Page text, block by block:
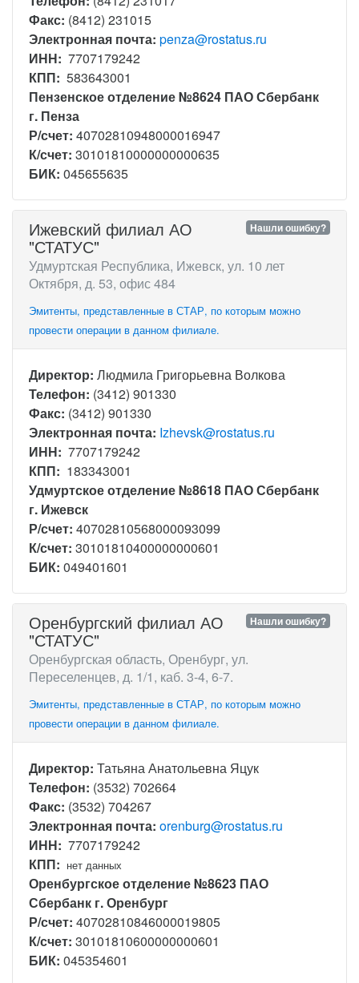
Факс: (8412) 231015
Электронная почта: penza@rostatus.ru
ИНН: 7707179242
КПП: 583643001
Пензенское отделение №8624 ПАО Сбербанк
г. Пенза
Р/счет: 40702810948000016947
К/счет: 30101810000000000635
БИК: 045655635
Нашли ошибку?
Ижевский филиал АО
"СТАТУС"
Удмуртская Республика, Ижевск, ул. 10 лет
Октября, д. 53, офис 484
Эмитенты, представленные в СТАР, по которым можно
провести операции в данном филиале.
Директор: Людмила Григорьевна Волкова
Телефон: (3412) 901330
Факс: (3412) 901330
Электронная почта: Izhevsk@rostatus.ru
ИНН: 7707179242
КПП: 183343001
Удмуртское отделение №8618 ПАО Сбербанк
г. Ижевск
Р/счет: 40702810568000093099
К/счет: 30101810400000000601
БИК: 049401601
Нашли ошибку?
Оренбургский филиал АО
"СТАТУС"
Оренбургская область, Оренбург, ул.
Переселенцев, д. 1/1, каб. 3-4, 6-7.
Эмитенты, представленные в СТАР, по которым можно
провести операции в данном филиале.
Директор: Татьяна Анатольевна Яцук
Телефон: (3532) 702664
Факс: (3532) 704267
Электронная почта: orenburg@rostatus.ru
ИНН: 7707179242
КПП: нет данных
Оренбургское отделение №8623 ПАО
Сбербанк г. Оренбург
Р/счет: 40702810846000019805
К/счет: 30101810600000000601
БИК: 045354601